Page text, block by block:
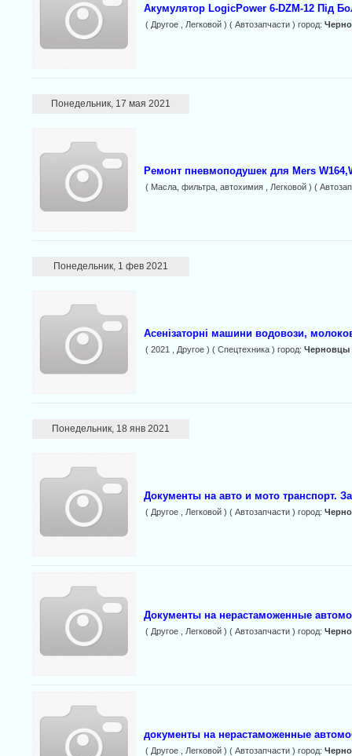
Акумулятор LogicPower 6-DZM-12 Під
( Другое , Легковой ) ( Автозапчасти ) город:
Понедельник, 17 мая 2021
Ремонт пневмоподушек для Mers
( Масла, фильтра, автохимия , Легковой ) (
Понедельник, 1 фев 2021
Асенізаторні машини водовози,
( 2021 , Другое ) ( Спецтехника ) город: Черновцы
Понедельник, 18 янв 2021
Документы на авто и мото транспорт.
( Другое , Легковой ) ( Автозапчасти ) город:
Документы на нерастаможенные
( Другое , Легковой ) ( Автозапчасти ) город:
документы на нерастаможенные
( Другое , Легковой ) ( Автозапчасти ) город: